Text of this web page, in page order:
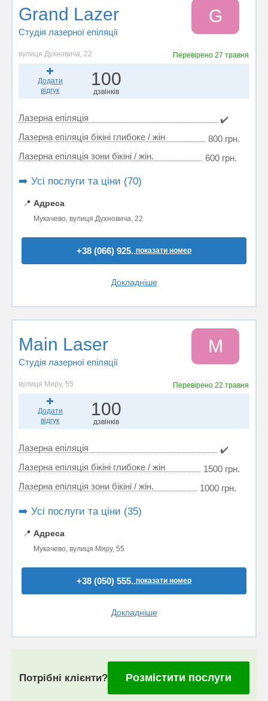
Grand Lazer
Студія лазерної епіляції
G
вулиця Духновича, 22 Перевірено27 травня
Додати
відгук
100
дзвінків
Лазерна епіляція
✔️
Лазерна епіляція бікіні глибоке / жін
800 грн.
Лазерна епіляція зони бікіні / жін.
600 грн.
➡️ Усі послуги та ціни (70)
📍 Адреса
Мукачево, вулиця Духновича, 22
+38 (066) 925..показати номер
Докладніше
Main Laser
Студія лазерної епіляції
M
вулиця Миру, 55 Перевірено22 травня
Додати
відгук
100
дзвінків
Лазерна епіляція
✔️
Лазерна епіляція бікіні глибоке / жін
1500 грн.
Лазерна епіляція зони бікіні / жін.
1000 грн.
➡️ Усі послуги та ціни (35)
📍 Адреса
Мукачево, вулиця Миру, 55
+38 (050) 555..показати номер
Докладніше
Потрібні клієнти? Розмістити послуги